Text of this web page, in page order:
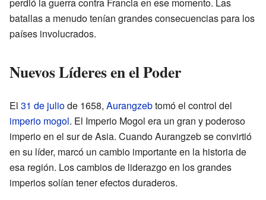
batallas a menudo tenían grandes consecuencias para los
países involucrados.
Nuevos Líderes en el Poder
El 31 de juliode 1658, Aurangzebtomó el control del
imperio mogol. El Imperio Mogol era un gran y poderoso
imperio en el sur de Asia. Cuando Aurangzeb se convirtió
en su líder, marcó un cambio importante en la historia de
esa región. Los cambios de liderazgo en los grandes
imperios solían tener efectos duraderos.